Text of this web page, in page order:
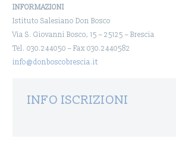
INFORMAZIONI
Istituto Salesiano Don Bosco
Via S. Giovanni Bosco, 15 – 25125 – Brescia
Tel. 030.244050 – Fax 030.2440582
info@donboscobrescia.it
INFO ISCRIZIONI